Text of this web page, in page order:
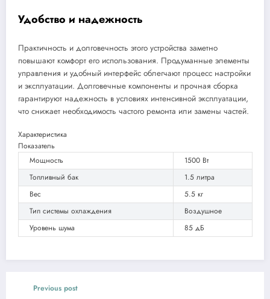
Удобство и надежность
Практичность и долговечность этого устройства заметно
повышают комфорт его использования. Продуманные элементы
управления и удобный интерфейс облегчают процесс настройки
и эксплуатации. Долговечные компоненты и прочная сборка
гарантируют надежность в условиях интенсивной эксплуатации,
что снижает необходимость частого ремонта или замены частей.
Характеристика
Показатель
Мощность
1500 Вт
Топливный бак
1.5 литра
Вес
5.5 кг
Тип системы охлаждения
Воздушное
Уровень шума
85 дБ
Previous post